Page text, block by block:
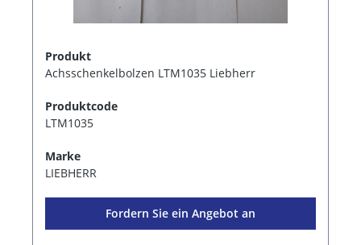
Produkt
Achsschenkelbolzen LTM1035 Liebherr
Produktcode
LTM1035
Marke
LIEBHERR
Fordern Sie ein Angebot an